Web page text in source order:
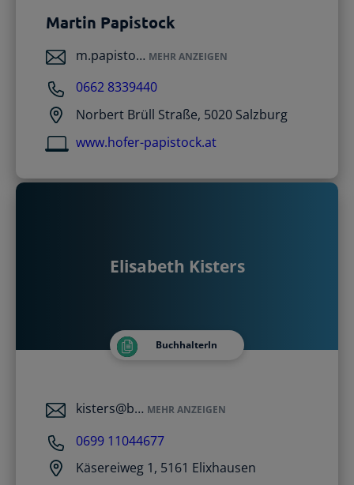
Martin Papistock
m.papisto… MEHR ANZEIGEN
0662 8339440
Norbert Brüll Straße, 5020 Salzburg
www.hofer-papistock.at
Elisabeth Kisters
BuchhalterIn
kisters@b… MEHR ANZEIGEN
0699 11044677
Käsereiweg 1, 5161 Elixhausen